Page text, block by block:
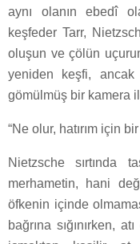
aynı olanın ebedî
keşfeder Tarr,
oluşun ve çölün
yeniden keşfi, ancak
gömülmüş bir kamera
“Ne olur, hatırım için
Nietzsche sırtında
merhametin, hani
öfkenin içinde
bağrına sığınırken,